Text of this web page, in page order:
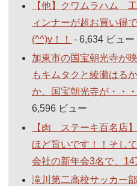
【他】クワムラハム
ィンナーが超お買い得
(^^)v！！
- 6,634 ビュー
加東市の国宝朝光寺が
もキムタクと綾瀬はる
か、国宝朝光寺が・・
6,596 ビュー
【肉 ステーキ百名店
ほど旨いです！！そし
会社の新年会3名で、
滝川第二高校サッカー